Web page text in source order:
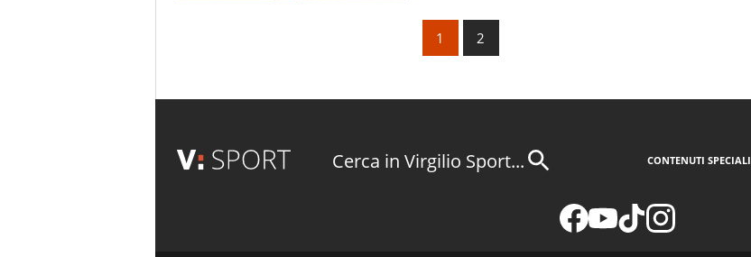
1 2
Cerca in Virgilio Sport... CONTENUTI SPECIALI